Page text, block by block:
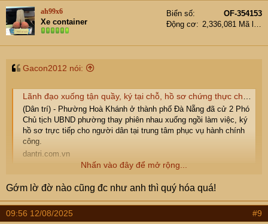
t
i
o
n
s
ah99x6
Xe container
Biển số
OF-354153
Động cơ
Gacon2012 nói:
Lãnh đạo xuống tận quầy, ký tại chỗ, hồ sơ chứng thực chỉ mất 15 phút
(Dân trí) - Phường Hoà Khánh ở thành phố Đà Nẵng đã cử 2 Phó
Chủ tịch UBND phường thay phiên nhau xuống ngồi làm việc, ký
hồ sơ trực tiếp cho người dân tại trung tâm phục vụ hành chính
công.
dantri.com.vn
quyền cũng bị ức chế vì phong cách làm việc của các
công bộc của dân.
Nay đọc được thông tin này thấy bất ngờ quá, hay chỉ tại
Nhấn vào đây để mở rộng...
Gớm lờ đờ nào cũng đc như anh thì quý hóa quá!
09:56 12/08/2025 #9